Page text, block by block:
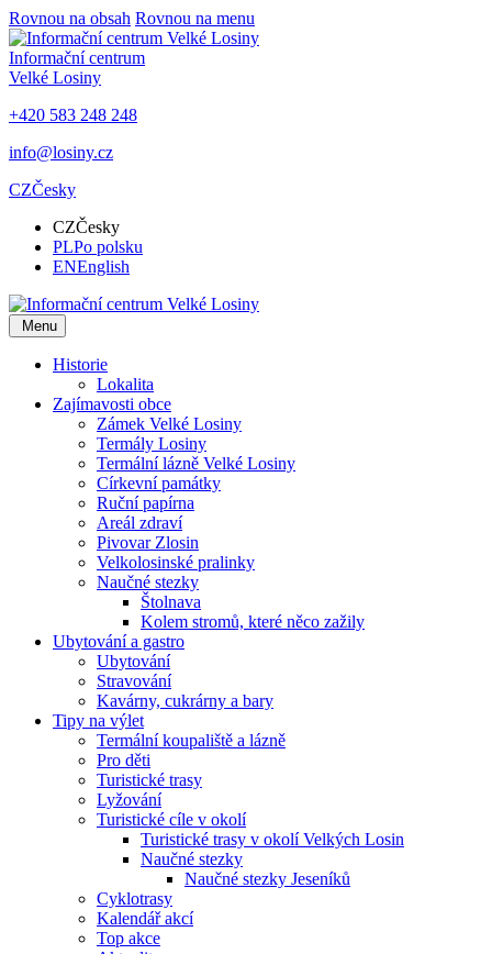
Rovnou na obsah Rovnou na menu
Informační centrum
Velké Losiny
+420 583 248 248
info@losiny.cz
CZČesky
CZČesky
PLPo polsku
ENEnglish
Menu
Historie
Lokalita
Zajímavosti obce
Zámek Velké Losiny
Termály Losiny
Termální lázně Velké Losiny
Církevní památky
Ruční papírna
Areál zdraví
Pivovar Zlosin
Velkolosinské pralinky
Naučné stezky
Štolnava
Kolem stromů, které něco zažily
Ubytování a gastro
Ubytování
Stravování
Kavárny, cukrárny a bary
Tipy na výlet
Termální koupaliště a lázně
Pro děti
Turistické trasy
Lyžování
Turistické cíle v okolí
Turistické trasy v okolí Velkých Losin
Naučné stezky
Naučné stezky Jeseníků
Cyklotrasy
Kalendář akcí
Top akce